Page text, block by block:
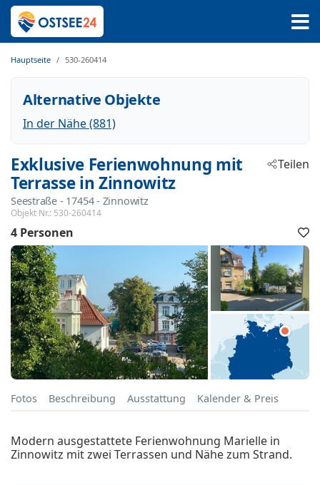
Hauptseite 530-260414
Alternative Objekte
In der Nähe (881)
Exklusive Ferienwohnung mit
Terrasse in Zinnowitz
Seestraße - 17454 - Zinnowitz
Objekt Nr.: 530-260414
Teilen
4 Personen
Fotos Beschreibung Ausstattung Kalender & Preis
Modern ausgestattete Ferienwohnung Marielle in
Zinnowitz mit zwei Terrassen und Nähe zum Strand.